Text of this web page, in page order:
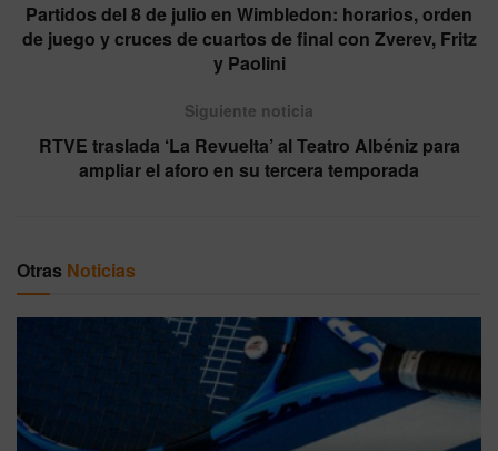
Partidos del 8 de julio en Wimbledon: horarios, orden
de juego y cruces de cuartos de final con Zverev, Fritz
y Paolini
Siguiente noticia
RTVE traslada ‘La Revuelta’ al Teatro Albéniz para
ampliar el aforo en su tercera temporada
Otras Noticias